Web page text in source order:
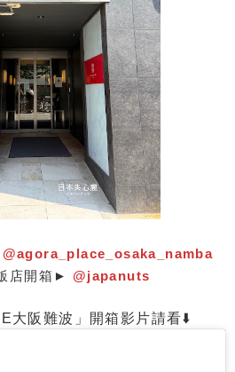
@agora_place_osaka_namba
店開箱► @japanuts
大阪難波」 開箱影片請看⬇️